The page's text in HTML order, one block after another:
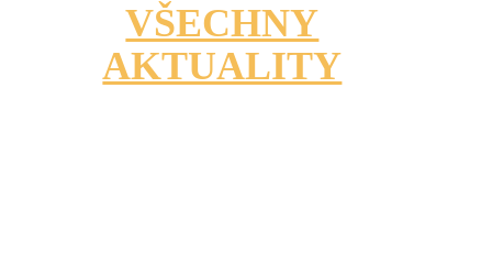
VŠECHNY
AKTUALITY